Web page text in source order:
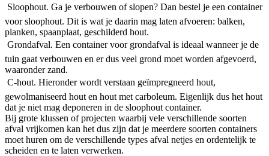
 Sloophout. Ga je verbouwen of slopen? Dan bestel je een container
voor sloophout. Dit is wat je daarin mag laten afvoeren: balken,
planken, spaanplaat, geschilderd hout.
 Grondafval. Een container voor grondafval is ideaal wanneer je de
tuin gaat verbouwen en er dus veel grond moet worden afgevoerd,
waaronder zand.
 C-hout. Hieronder wordt verstaan geïmpregneerd hout,
gewolmaniseerd hout en hout met carboleum. Eigenlijk dus het hout
dat je niet mag deponeren in de sloophout container.
Bij grote klussen of projecten waarbij vele verschillende soorten
afval vrijkomen kan het dus zijn dat je meerdere soorten containers
moet huren om de verschillende types afval netjes en ordentelijk te
scheiden en te laten verwerken.